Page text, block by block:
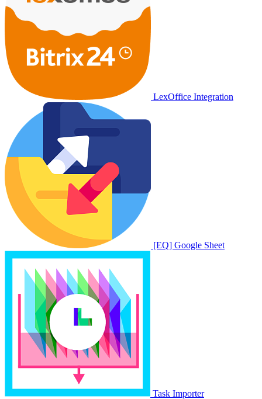
LexOffice Integration
[EQ] Google Sheet
Task Importer